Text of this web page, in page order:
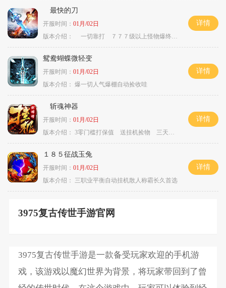
最快的刀
开服时间： 01月/02日
版本介绍：
一切靠打 ７７７级以上怪物爆终极
详情
鸳鸯蝴蝶微轻变
开服时间： 01月/02日
版本介绍： 爆一切人气爆棚自动捡收哇
详情
斩魂神器
开服时间： 01月/02日
版本介绍： 3零门槛打保值 送挂机捡物 三天合区
详情
１８５征战玉兔
开服时间： 01月/02日
版本介绍：
三职业平衡自动挂机散人称霸长久首选
详情
3975复古传世手游官网
3975复古传世手游是一款备受玩家欢迎的手机游
戏，该游戏以魔幻世界为背景，将玩家带回到了曾